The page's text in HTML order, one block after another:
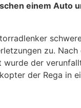
einem Auto
zu.
wurde der
der Rega in